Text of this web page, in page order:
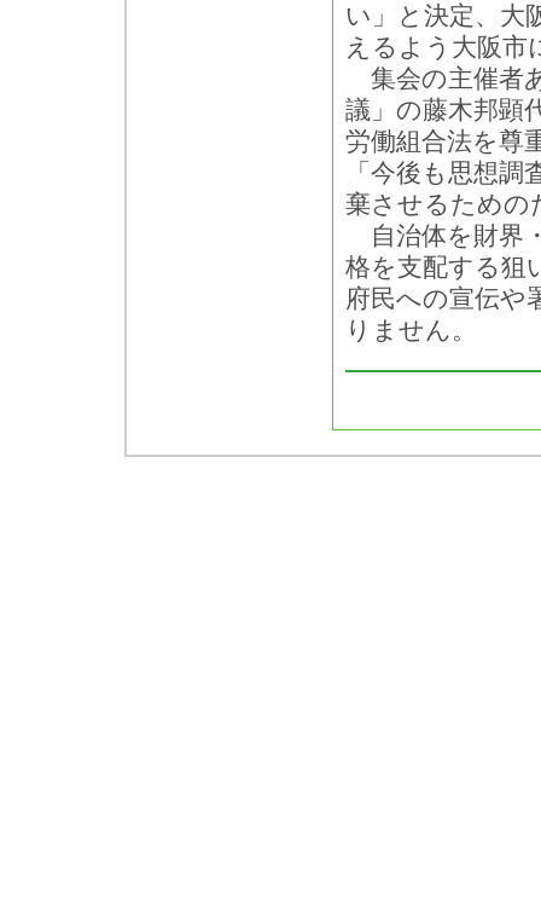
い」と決定、大
えるよう大阪市
集会の主催者
議」の藤木邦顕
労働組合法を尊
「今後も思想
棄させるための
自治体を財界
格を支配する狙
府民への宣伝や
りません。